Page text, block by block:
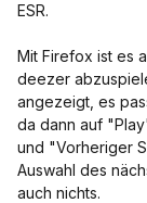
ESR.
Mit Firefox ist es
deezer
angezeigt, es
da dann auf
und "Vorheriger
Auswahl des
auch nichts.